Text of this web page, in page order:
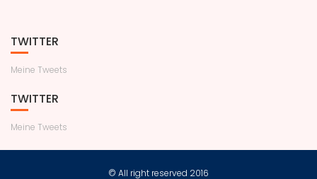
TWITTER
Meine Tweets
TWITTER
Meine Tweets
© All right reserved 2016